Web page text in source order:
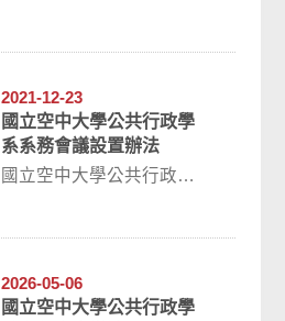
2021-12-23
國立空中大學公共行政學
系系務會議設置辦法
國立空中大學公共行政學
2026-05-06
國立空中大學公共行政學